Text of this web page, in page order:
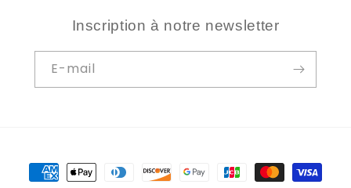
Inscription à notre newsletter
E-mail
Moyens